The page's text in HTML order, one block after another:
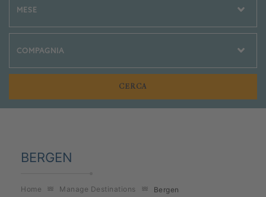
BERGEN
Home Manage Destinations Bergen